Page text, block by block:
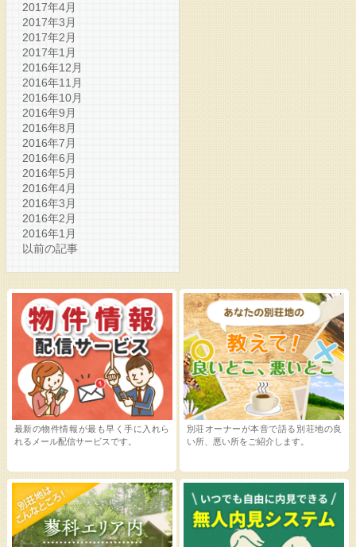
2017年4月
2017年3月
2017年2月
2017年1月
2016年12月
2016年11月
2016年10月
2016年9月
2016年8月
2016年7月
2016年6月
2016年5月
2016年4月
2016年3月
2016年2月
2016年1月
以前の記事
最新の物件情報が最も早く手に入れら
れるメール配信サービスです。
別荘オーナーが本音で語る別荘地の良
い所、悪い所をご紹介します。